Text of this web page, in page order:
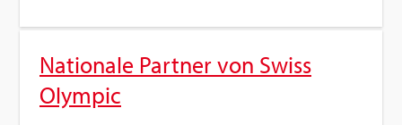
Na­tio­na­le Part­ner von Swiss
Olym­pic